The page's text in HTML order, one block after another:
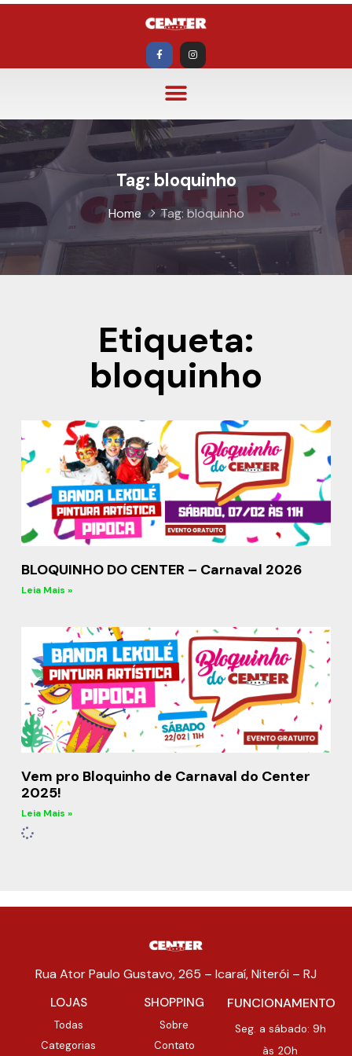
Tag: bloquinho
Home Tag: bloquinho
Etiqueta:
bloquinho
BLOQUINHO DO CENTER – Carnaval 2026
Leia Mais »
Vem pro Bloquinho de Carnaval do Center
2025!
Leia Mais »
Rua Ator Paulo Gustavo, 265 – Icaraí, Niterói – RJ
LOJAS
Todas
Categorias
SHOPPING
Sobre
Contato
FUNCIONAMENTO
Seg. a sábado: 9h
às 20h